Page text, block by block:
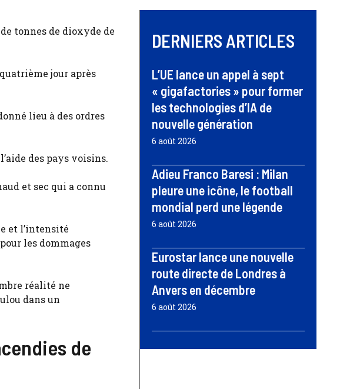
tonnes de dioxyde de
jour après
lieu à des ordres
des pays voisins.
et sec qui a connu
et l’intensité
les dommages
réalité ne
dans un
de
DERNIERS ARTICLES
L’UE lance un appel à sept
« gigafactories » pour former
les technologies d’IA de
nouvelle génération
6 août 2026
Adieu Franco Baresi : Milan
pleure une icône, le football
mondial perd une légende
6 août 2026
Eurostar lance une nouvelle
route directe de Londres à
Anvers en décembre
6 août 2026